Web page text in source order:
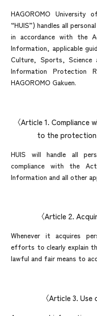
HAGOROMO University
“HUIS”) handles all
in accordance with the
Information, applicable
Culture, Sports, Science
Information Protection
HAGOROMO Gakuen.
Article 1. Compliance
to the
HUIS will handle all
compliance with the
Information and all other
Article 2.
Whenever it acquires
efforts to clearly explain
lawful and fair means to
Article 3. Use